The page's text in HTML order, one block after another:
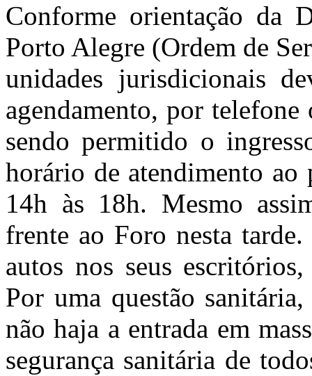
Conforme orientação da
Porto Alegre (Ordem de
unidades jurisdicionais
agendamento, por
sendo permitido o
horário de atendimento ao
14h às 18h. Mesmo
frente ao Foro nesta
autos nos seus
Por uma questão
não haja a entrada em
segurança sanitária de